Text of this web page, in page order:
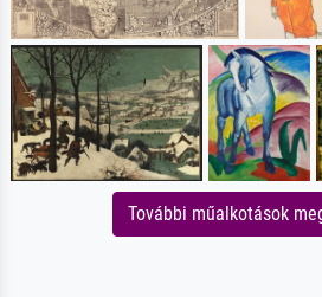
További műalkotások